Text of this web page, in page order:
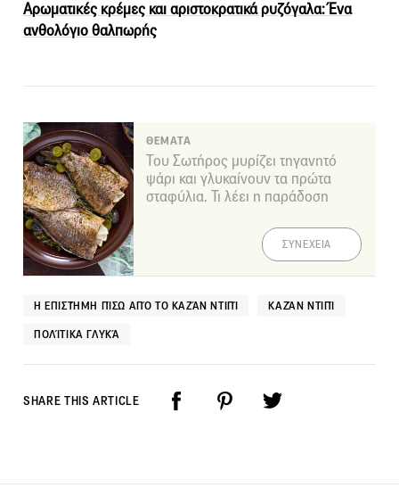
Αρωματικές κρέμες και αριστοκρατικά ρυζόγαλα: Ένα
ανθολόγιο θαλπωρής
ΘΕΜΑΤΑ
Του Σωτήρος μυρίζει τηγανητό
ψάρι και γλυκαίνουν τα πρώτα
σταφύλια. Τι λέει η παράδοση
ΣΥΝΕΧΕΙΑ
Η ΕΠΙΣΤΉΜΗ ΠΊΣΩ ΑΠΌ ΤΟ ΚΑΖΆΝ ΝΤΙΠΊ ΚΑΖΆΝ ΝΤΙΠΊ
ΠΟΛΊΤΙΚΑ ΓΛΥΚΆ
SHARE THIS ARTICLE